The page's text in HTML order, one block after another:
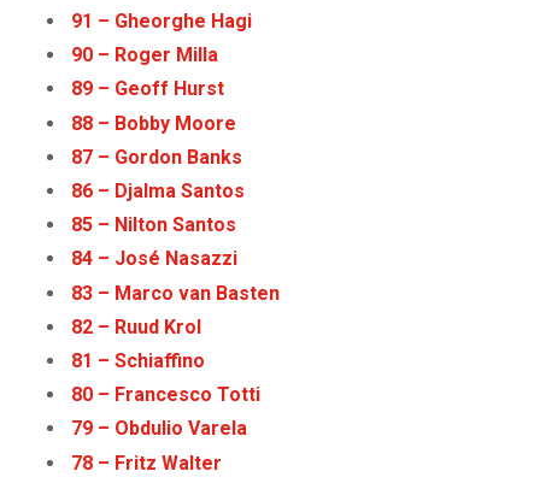
91 – Gheorghe Hagi
90 – Roger Milla
89 – Geoff Hurst
88 – Bobby Moore
87 – Gordon Banks
86 – Djalma Santos
85 – Nilton Santos
84 – José Nasazzi
83 – Marco van Basten
82 – Ruud Krol
81 – Schiaffino
80 – Francesco Totti
79 – Obdulio Varela
78 – Fritz Walter